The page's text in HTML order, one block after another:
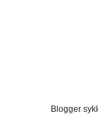
Blogger